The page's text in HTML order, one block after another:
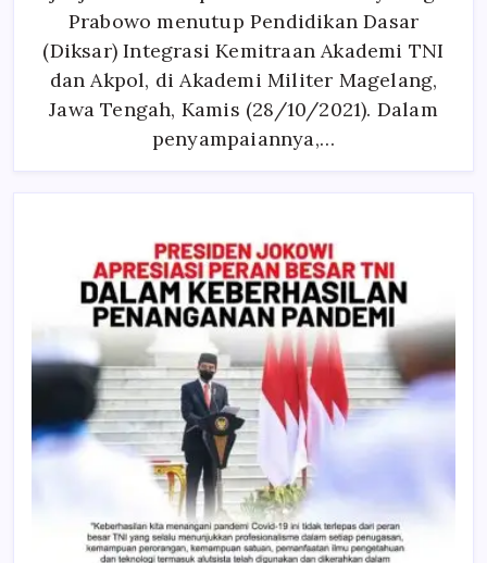
SUKSES
HADAPI
ANCAMAN
Prabowo menutup Pendidikan Dasar
(Diksar) Integrasi Kemitraan Akademi TNI
dan Akpol, di Akademi Militer Magelang,
Jawa Tengah, Kamis (28/10/2021). Dalam
penyampaiannya,…